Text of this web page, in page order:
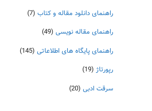
راهنمای دانلود مقاله و کتاب (7)
راهنمای مقاله نویسی (49)
راهنمای پایگاه های اطلاعاتی (145)
رپورتاژ (19)
سرقت ادبی (20)